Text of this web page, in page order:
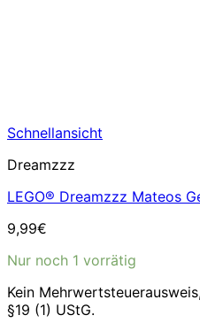
Schnellansicht
Dreamzzz
LEGO® Dreamzzz Mateos
9,99€
Nur noch 1 vorrätig
Kein
§19 (1) UStG.